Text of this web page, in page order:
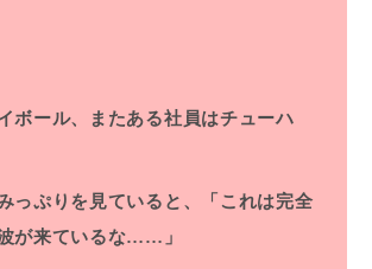
ボール、またある社員はチューハ
っぷりを見ていると、「これは完全
が来ているな……」